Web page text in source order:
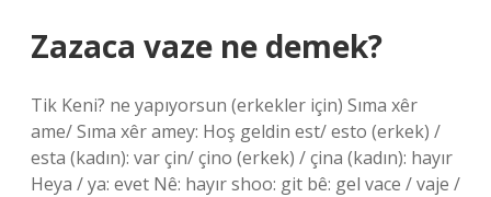
Zazaca vaze ne demek?
Tik Keni? ne yapıyorsun (erkekler için) Sıma xêr
ame/ Sıma xêr amey: Hoş geldin est/ esto (erkek) /
esta (kadın): var çin/ çino (erkek) / çina (kadın): hayır
Heya / ya: evet Nê: hayır shoo: git bê: gel vace / vaje /